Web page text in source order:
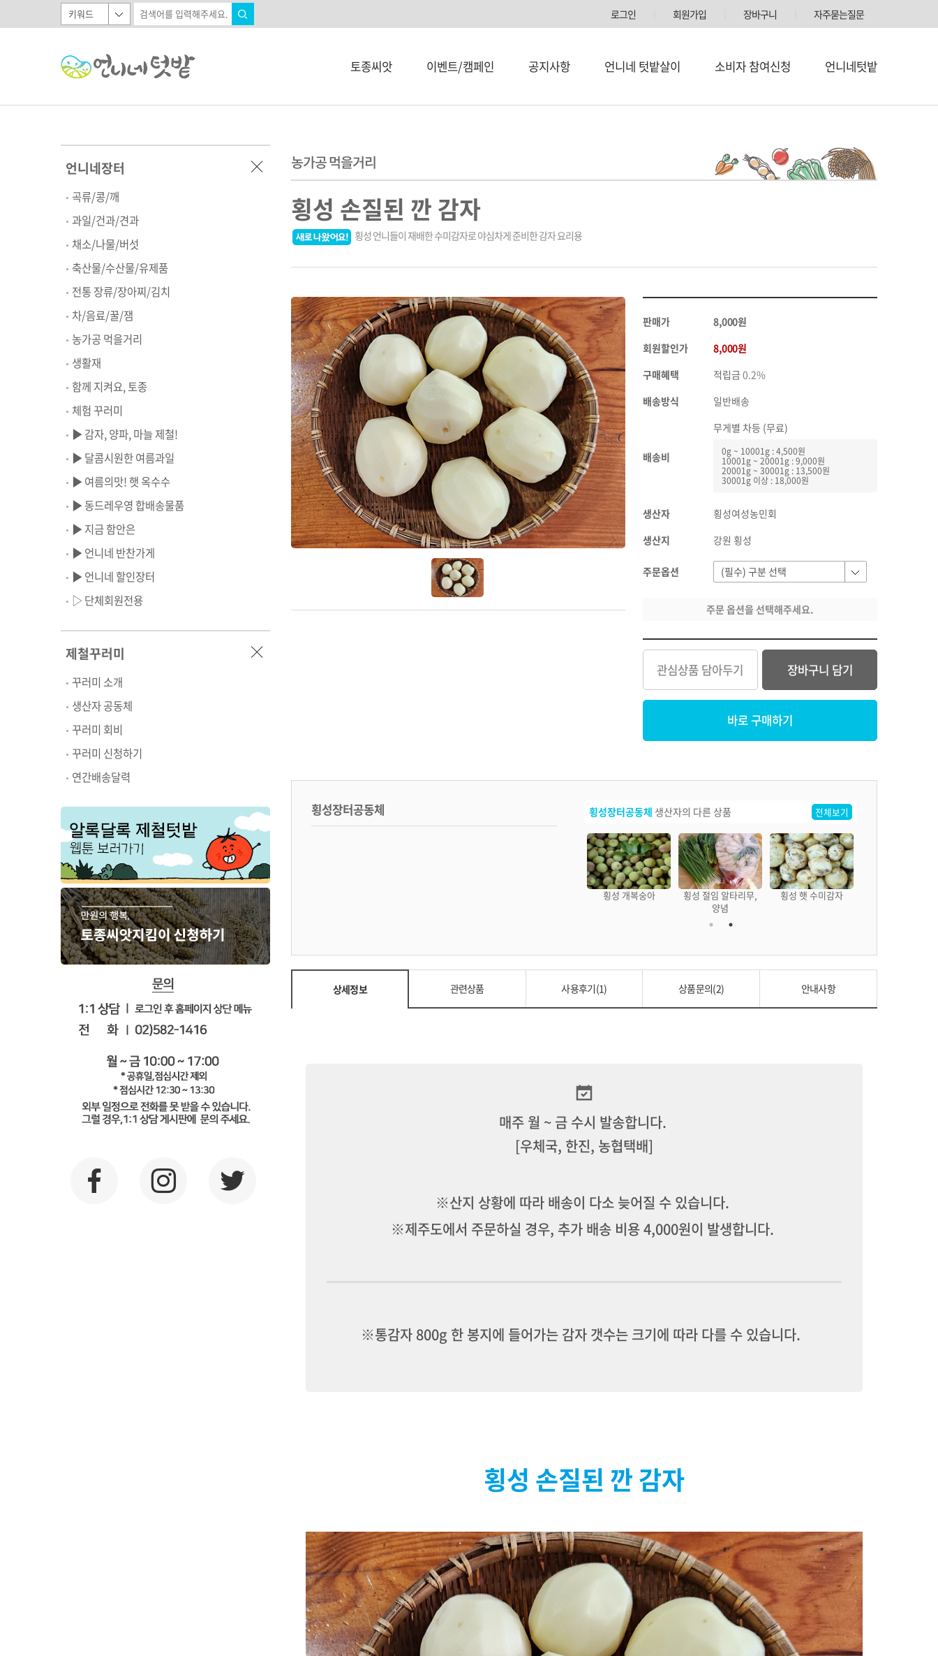
로그인 회원가입 장바구니 자주묻는질문
토종씨앗 이벤트/캠페인 공지사항 언니네 텃밭살이 소비자 참여신청 언니네텃밭
언니네장터
곡류/콩/깨
과일/건과/견과
채소/나물/버섯
축산물/수산물/유제품
전통 장류/장아찌/김치
차/음료/꿀/잼
농가공 먹을거리
생활재
함께 지켜요, 토종
체험 꾸러미
▶ 감자, 양파, 마늘 제철!
▶ 달콤시원한 여름과일
▶ 여름의맛! 햇 옥수수
▶ 동드레우영 합배송물품
▶ 지금 함안은
▶ 언니네 반찬가게
▶ 언니네 할인장터
▷ 단체회원전용
제철꾸러미
꾸러미 소개
생산자 공동체
꾸러미 회비
꾸러미 신청하기
연간배송달력
농가공 먹을거리
횡성 손질된 깐 감자
횡성 언니들이 재배한 수미감자로 야심차게 준비한 감자 요리용
판매가
8,000원
회원할인가
8,000원
구매혜택
적립금 0.2%
배송방식
일반배송
배송비
무게별 차등 (무료)
0g ~ 10001g : 4,500원
10001g ~ 20001g : 9,000원
20001g ~ 30001g : 13,500원
30001g 이상 : 18,000원
생산자
횡성여성농민회
생산지
강원 횡성
주문옵션
주문 옵션을 선택해주세요.
관심상품 담아두기 장바구니 담기
바로 구매하기
횡성장터공동체 횡성장터공동체 생산자의 다른 상품 전체보기
횡성 개복숭아
횡성 절임 알타리무,
양념
횡성 햇 수미감자
상세정보 관련상품 사용후기(1) 상품문의(2) 안내사항
매주 월 ~ 금 수시 발송합니다.
[우체국, 한진, 농협택배]
※산지 상황에 따라 배송이 다소 늦어질 수 있습니다.
※제주도에서 주문하실 경우, 추가 배송 비용 4,000원이 발생합니다.
※통감자 800g 한 봉지에 들어가는 감자 갯수는 크기에 따라 다를 수 있습니다.
횡성 손질된 깐 감자